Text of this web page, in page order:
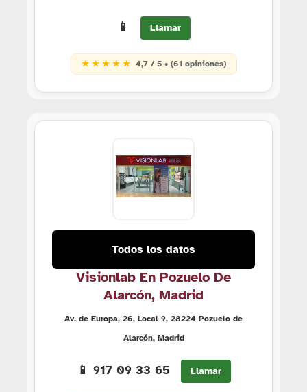
📱 Llamar
★ ★ ★ ★ ★ 4,7 / 5 • (61 opiniones)
Todos los datos
Visionlab En Pozuelo De
Alarcón, Madrid
Av. de Europa, 26, Local 9, 28224 Pozuelo de
Alarcón, Madrid
📱 917 09 33 65 Llamar